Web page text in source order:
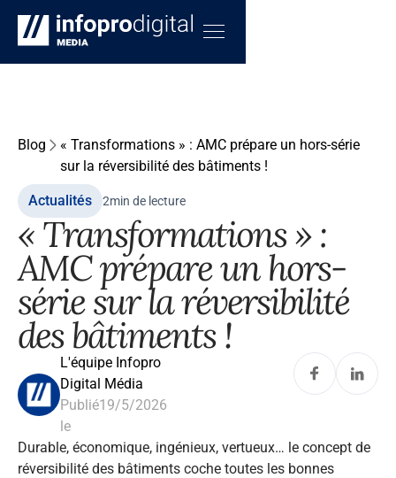
Blog
« Transformations » : AMC prépare un hors-série
sur la réversibilité des bâtiments !
Actualités 2min de lecture
« Transformations » :
AMC prépare un hors-
série sur la réversibilité
des bâtiments !
L'équipe Infopro
Digital Média
Publié
le
19/5/2026
Durable, économique, ingénieux, vertueux… le concept de
réversibilité des bâtiments coche toutes les bonnes